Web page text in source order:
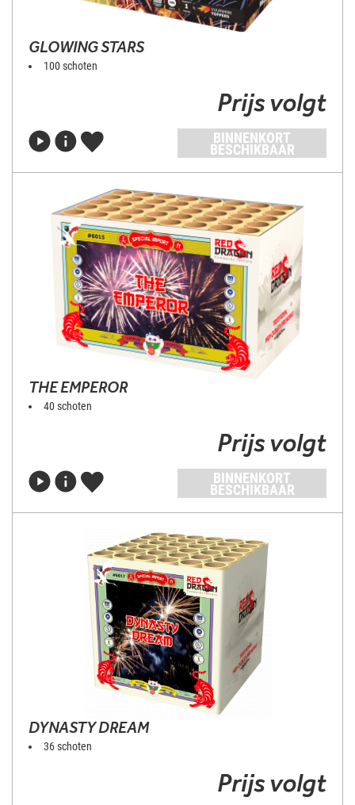
GLOWING STARS
100 schoten
Prijs volgt
BINNENKORT
BESCHIKBAAR
THE EMPEROR
40 schoten
Prijs volgt
BINNENKORT
BESCHIKBAAR
DYNASTY DREAM
36 schoten
Prijs volgt